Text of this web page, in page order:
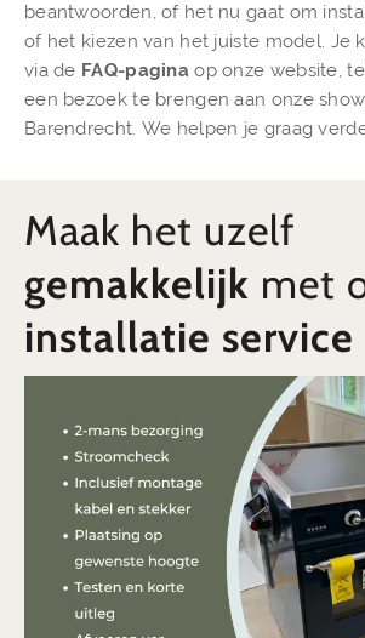
beantwoorden, of het nu gaat om
of het kiezen van het juiste model. Je
via de FAQ-pagina op onze website,
een bezoek te brengen aan onze
Barendrecht. We helpen je graag
Maak het uzelf
gemakkelijk met
installatie service